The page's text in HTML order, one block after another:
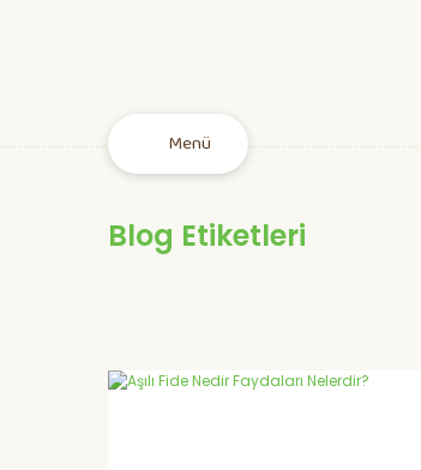
Menü
Blog Etiketleri